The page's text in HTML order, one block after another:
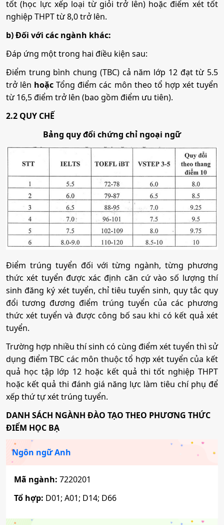
Mã ngành:7720101
Tổ hợp:A00; A01; B00; D07; D08; D90
Mã ngành:7720115
Tổ hợp:A00; A01; B00; D07; D08; D90
Dược học
Mã ngành:7720201
Tổ hợp:
A00; A01; B00; D07; D08; D90
Quản trị dịch vụ du lịch và lữ hành
Mã ngành:7810103
Tổ hợp: A00; A01; D01; D14; D15; C00
tốt (học lực xếp loại từ giỏi trở lên) hoặc điểm xét tốt
nghiệp THPT từ 8,0 trở lên.
b) Đối với các ngành khác:
Đáp ứng một trong hai điều kiện sau:
Điểm trung bình chung (TBC) cả năm lớp 12 đạt từ 5.5
trở lên hoặcTổng điểm các môn theo tổ hợp xét tuyển
từ 16,5 điểm trở lên (bao gồm điểm ưu tiên).
2.2 QUY CHẾ
Bảng quy đổi chứng chỉ ngoại ngữ
Điểm trúng tuyển đối với từng ngành, từng phương
thức xét tuyển được xác định căn cứ vào số lượng thí
sinh đăng ký xét tuyển, chỉ tiêu tuyển sinh, quy tắc quy
đổi tương đương điểm trúng tuyển của các phương
thức xét tuyển và được công bố sau khi có kết quả xét
tuyển.
Trường hợp nhiều thí sinh có cùng điểm xét tuyển thì sử
dụng điểm TBC các môn thuộc tổ hợp xét tuyển của kết
quả học tập lớp 12 hoặc kết quả thi tốt nghiệp THPT
hoặc kết quả thi đánh giá năng lực làm tiêu chí phụ để
xếp thứ tự xét trúng tuyển.
DANH SÁCH NGÀNH ĐÀO TẠO THEO PHƯƠNG THỨC
ĐIỂM HỌC BẠ
Ngôn ngữ Anh
Mã ngành: 7220201
Tổ hợp: D01; A01; D14; D66